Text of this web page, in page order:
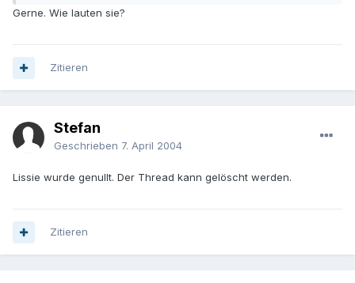
Gerne. Wie lauten sie?
Zitieren
Stefan
Geschrieben 7. April 2004
Lissie wurde genullt. Der Thread kann gelöscht werden.
Zitieren